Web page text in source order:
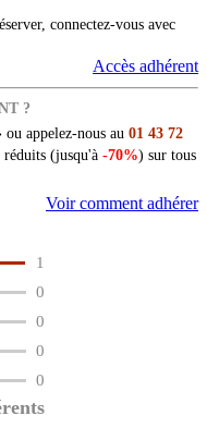
connectez-vous avec
Accès adhérent
?
ou appelez-nous au 01 43 72
(jusqu'à -70%) sur tous
Voir comment adhérer
1
0
0
0
0